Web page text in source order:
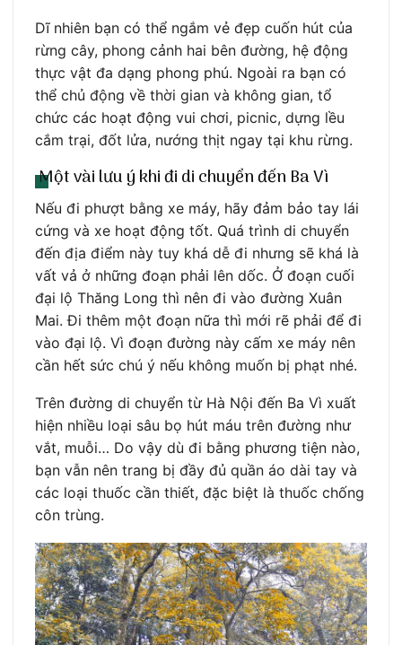
Dĩ nhiên bạn có thể ngắm vẻ đẹp cuốn hút của
rừng cây, phong cảnh hai bên đường, hệ động
thực vật đa dạng phong phú. Ngoài ra bạn có
thể chủ động về thời gian và không gian, tổ
chức các hoạt động vui chơi, picnic, dựng lều
cắm trại, đốt lửa, nướng thịt ngay tại khu rừng.
Một vài lưu ý khi đi di chuyển đến Ba Vì
Nếu đi phượt bằng xe máy, hãy đảm bảo tay lái
cứng và xe hoạt động tốt. Quá trình di chuyển
đến địa điểm này tuy khá dễ đi nhưng sẽ khá là
vất vả ở những đoạn phải lên dốc. Ở đoạn cuối
đại lộ Thăng Long thì nên đi vào đường Xuân
Mai. Đi thêm một đoạn nữa thì mới rẽ phải để đi
vào đại lộ. Vì đoạn đường này cấm xe máy nên
cần hết sức chú ý nếu không muốn bị phạt nhé.
Trên đường di chuyển từ Hà Nội đến Ba Vì xuất
hiện nhiều loại sâu bọ hút máu trên đường như
vắt, muỗi… Do vậy dù đi bằng phương tiện nào,
bạn vẫn nên trang bị đầy đủ quần áo dài tay và
các loại thuốc cần thiết, đặc biệt là thuốc chống
côn trùng.